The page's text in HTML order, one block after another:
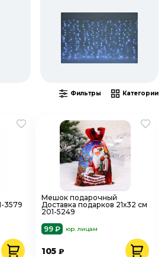
Фильтры Категории
3579
Мешок подарочный
Доставка подарков 21х32 см
201-5249
99 ₽
юр. лицам
105₽